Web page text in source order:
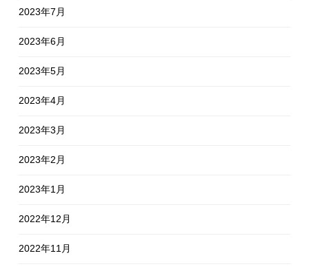
2023年7月
2023年6月
2023年5月
2023年4月
2023年3月
2023年2月
2023年1月
2022年12月
2022年11月